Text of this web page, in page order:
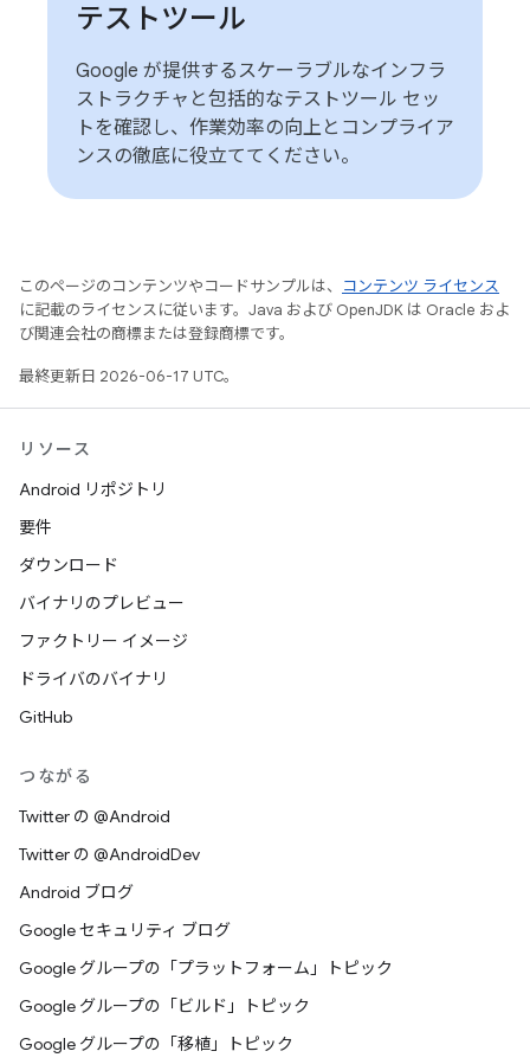
テストツール
Google が提供するスケーラブルなインフラ
ストラクチャと包括的なテストツール セッ
トを確認し、作業効率の向上とコンプライア
ンスの徹底に役立ててください。
このページのコンテンツやコードサンプルは、
コンテンツ ライセンス
に記載のライセンスに従います。Java および OpenJDK は Oracle およ
び関連会社の商標または登録商標です。
最終更新日 2026-06-17 UTC。
リソース
Android リポジトリ
要件
ダウンロード
バイナリのプレビュー
ファクトリー イメージ
ドライバのバイナリ
GitHub
つながる
Twitter の @Android
Twitter の @AndroidDev
Android ブログ
Google セキュリティ ブログ
Google グループの「プラットフォーム」トピック
Google グループの「ビルド」トピック
Google グループの「移植」トピック